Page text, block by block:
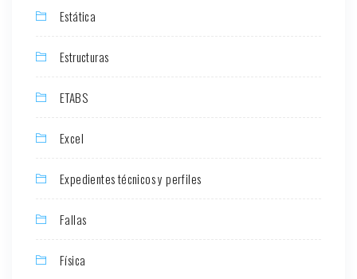
Estática
Estructuras
ETABS
Excel
Expedientes técnicos y perfiles
Fallas
Física